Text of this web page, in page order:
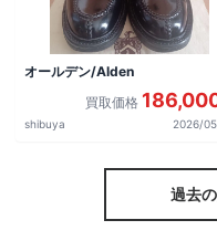
オールデン/Alden
買取価格
shibuya 2026/
過去